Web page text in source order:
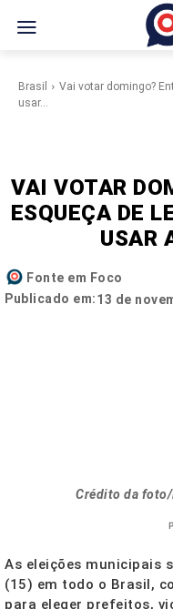
Brasil
Vai votar domingo?
usar...
VAI VOTAR
ESQUEÇA DE
USAR
Fonte em Foco
Publicado em:13 de
Crédito da foto/
As eleições municipais
(15) em todo o Brasil,
para eleger prefeitos,